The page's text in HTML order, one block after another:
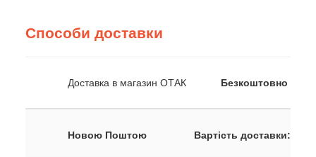
Способи доставки
Доставка в магазин ОТАК Безкоштовно
Новою Поштою Вартість доставки: